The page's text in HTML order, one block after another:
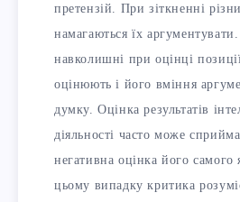
претензій. При зіткненні
намагаються їх
навколишні при оцінці
оцінюють і його вміння
думку. Оцінка результатів
діяльності часто може
негативна оцінка його самого
цьому випадку критика